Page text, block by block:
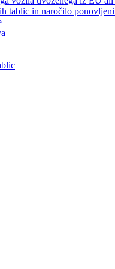
tablic in naročilo